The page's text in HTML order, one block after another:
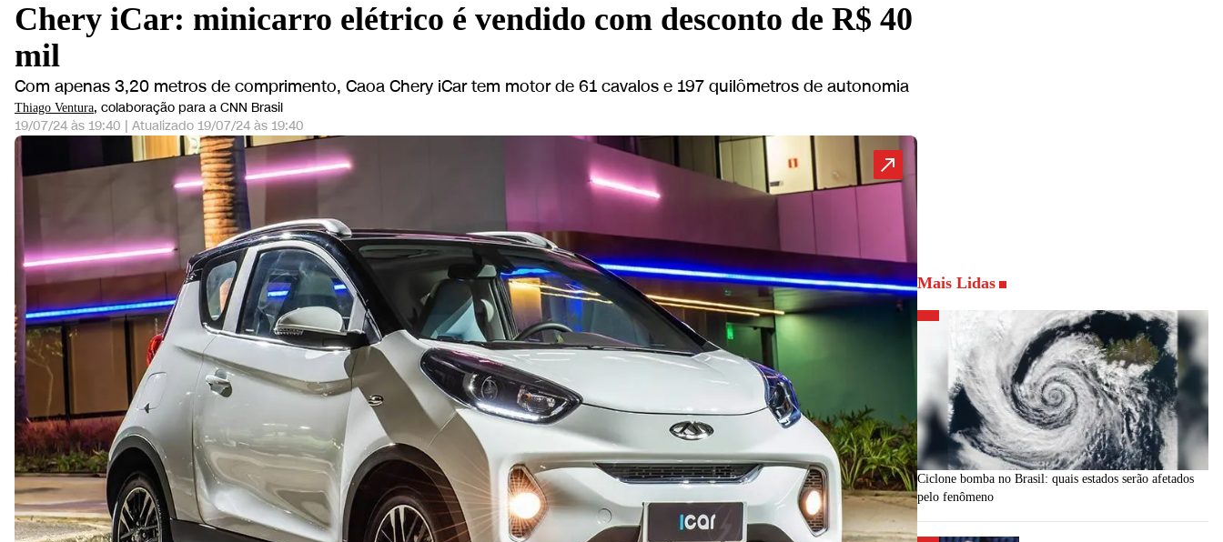
Chery iCar: minicarro elétrico é vendido com desconto de R$ 40
mil
Com apenas 3,20 metros de comprimento, Caoa Chery iCar tem motor de 61 cavalos e 197 quilômetros de autonomia
Thiago Ventura, colaboração para a CNN Brasil
19/07/24 às 19:40 | Atualizado 19/07/24 às 19:40
Mais Lidas
Ciclone bomba no Brasil: quais estados serão afetados
pelo fenômeno